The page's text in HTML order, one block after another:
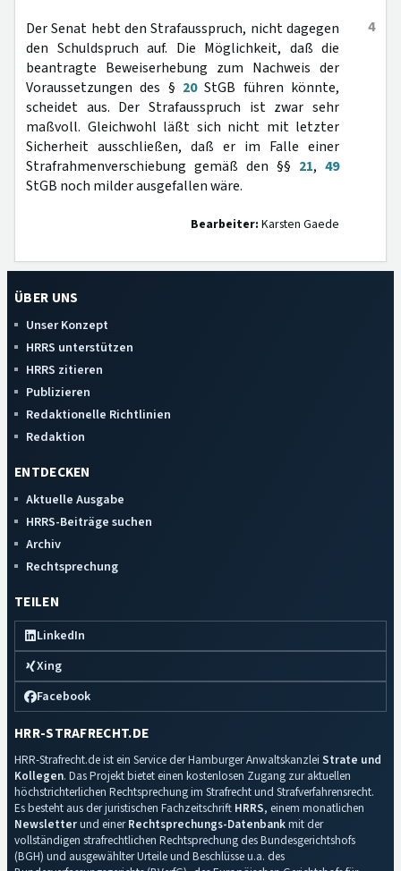
4
Der Senat hebt den Strafausspruch, nicht dagegen
den Schuldspruch auf. Die Möglichkeit, daß die
beantragte Beweiserhebung zum Nachweis der
Voraussetzungen des § 20StGB führen könnte,
scheidet aus. Der Strafausspruch ist zwar sehr
maßvoll. Gleichwohl läßt sich nicht mit letzter
Sicherheit ausschließen, daß er im Falle einer
Strafrahmenverschiebung gemäß den §§ 21, 49
StGB noch milder ausgefallen wäre.
Bearbeiter: Karsten Gaede
ÜBER UNS
Unser Konzept
HRRS unterstützen
HRRS zitieren
Publizieren
Redaktionelle Richtlinien
Redaktion
ENTDECKEN
Aktuelle Ausgabe
HRRS-Beiträge suchen
Archiv
Rechtsprechung
TEILEN
LinkedIn
Xing
Facebook
HRR-STRAFRECHT.DE
HRR-Strafrecht.de ist ein Service der Hamburger Anwaltskanzlei Strate und
Kollegen. Das Projekt bietet einen kostenlosen Zugang zur aktuellen
höchstrichterlichen Rechtsprechung im Strafrecht und Strafverfahrensrecht.
Es besteht aus der juristischen Fachzeitschrift HRRS, einem monatlichen
Newsletterund einerRechtsprechungs-Datenbankmit der
vollständigen strafrechtlichen Rechtsprechung des Bundesgerichtshofs
(BGH) und ausgewählter Urteile und Beschlüsse u.a. des